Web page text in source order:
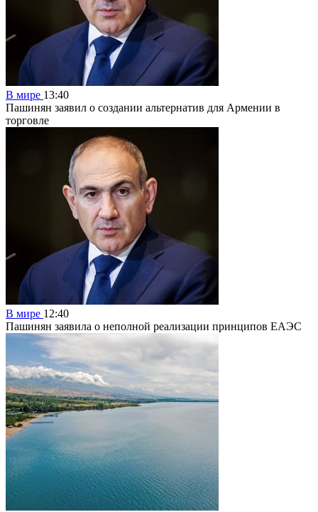
В мире 13:40
Пашинян заявил о создании альтернатив для Армении в
торговле
В мире 12:40
Пашинян заявила о неполной реализации принципов ЕАЭС